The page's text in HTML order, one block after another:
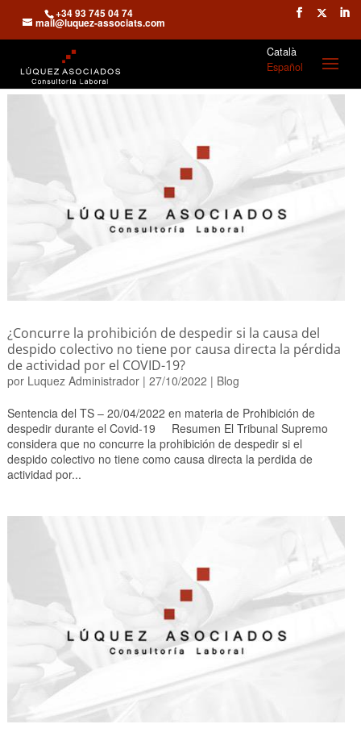
+34 93 745 04 74
mail@luquez-associats.com
Català
Español
¿Concurre la prohibición de despedir si la causa del
despido colectivo no tiene por causa directa la pérdida
de actividad por el COVID-19?
por Luquez Administrador| 27/10/2022 | Blog
Sentencia del TS – 20/04/2022 en materia de Prohibición de
despedir durante el Covid-19 Resumen El Tribunal Supremo
considera que no concurre la prohibición de despedir si el
despido colectivo no tiene como causa directa la perdida de
actividad por...